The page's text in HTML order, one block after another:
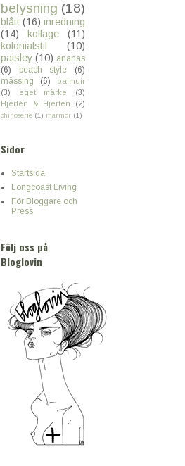
belysning (18)
blått (16) inredning
(14)
kollage
(11)
kolonialstil
(10)
paisley (10) ananas
(6)
beach style
(6)
mässing
(6)
balmuir
(3)
eget märke
(3)
Hjertén & Hjertén
(2)
chinoserie (1) marmor (1)
Sidor
Startsida
Longcoast Living
För Bloggare och
Press
Följ oss på
Bloglovin